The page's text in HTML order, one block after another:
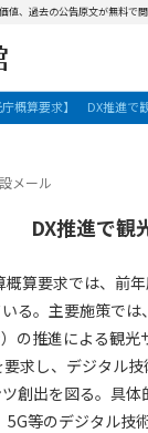
館とは
について
ー会員一覧
、過去の公告原文が無料で閲
庁概算要求】 DX推進で
メール
DX推進で観
算要求では、前
る。主要施策では
の推進による観光
求し、デジタル
創出を図る。具体
5G等のデジタル技
が提供するサポータ
件等について定める
上で随時掲載す
します。